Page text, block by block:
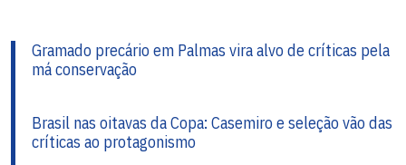
Gramado precário em Palmas vira alvo de críticas pela
má conservação
Brasil nas oitavas da Copa: Casemiro e seleção vão das
críticas ao protagonismo